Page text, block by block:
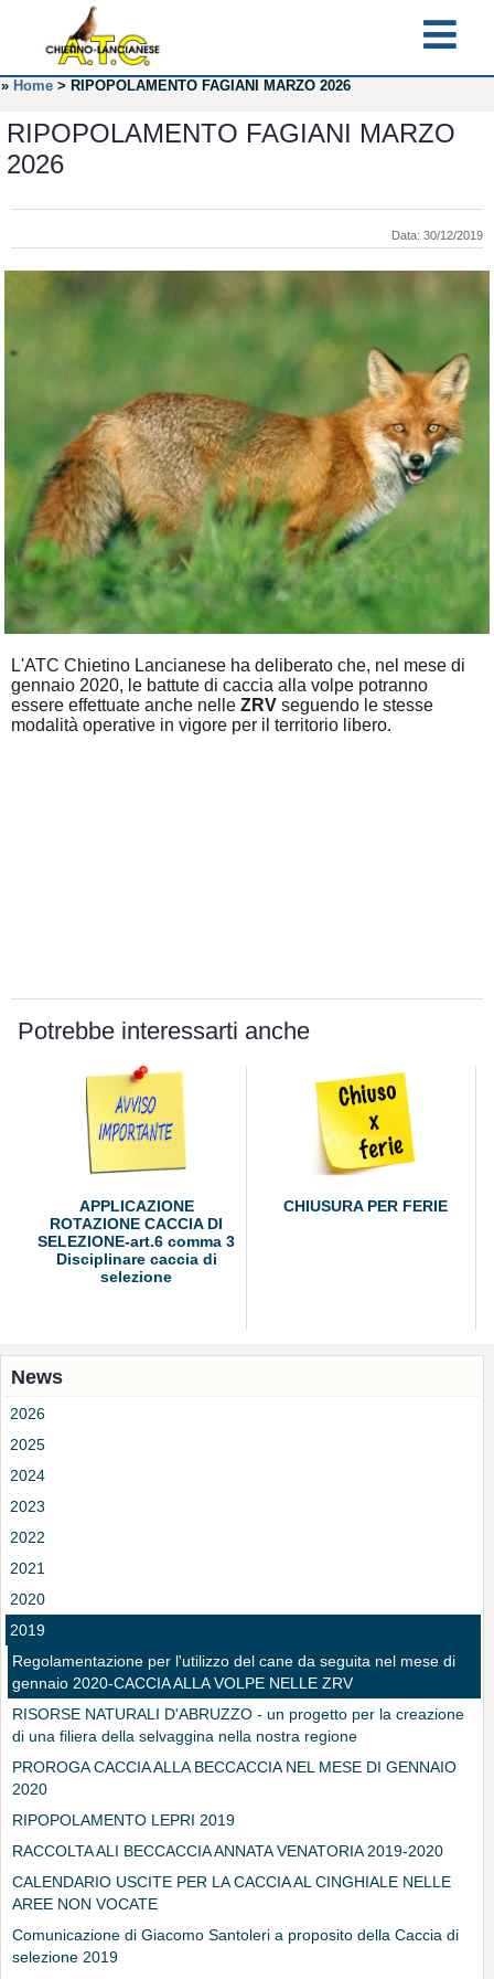
» Home > RIPOPOLAMENTO FAGIANI MARZO 2026
RIPOPOLAMENTO FAGIANI MARZO
2026
Data: 30/12/2019
L'ATC Chietino Lancianese ha deliberato che, nel mese di
gennaio 2020, le battute di caccia alla volpe potranno
essere effettuate anche nelle ZRV seguendo le stesse
modalità operative in vigore per il territorio libero.
Potrebbe interessarti anche
APPLICAZIONE
ROTAZIONE CACCIA DI
SELEZIONE-art.6 comma 3
Disciplinare caccia di
selezione
CHIUSURA PER FERIE
News
2026
2025
2024
2023
2022
2021
2020
2019
Regolamentazione per l'utilizzo del cane da seguita nel mese di
gennaio 2020-CACCIA ALLA VOLPE NELLE ZRV
RISORSE NATURALI D'ABRUZZO - un progetto per la creazione
di una filiera della selvaggina nella nostra regione
PROROGA CACCIA ALLA BECCACCIA NEL MESE DI GENNAIO
2020
RIPOPOLAMENTO LEPRI 2019
RACCOLTA ALI BECCACCIA ANNATA VENATORIA 2019-2020
CALENDARIO USCITE PER LA CACCIA AL CINGHIALE NELLE
AREE NON VOCATE
Comunicazione di Giacomo Santoleri a proposito della Caccia di
selezione 2019